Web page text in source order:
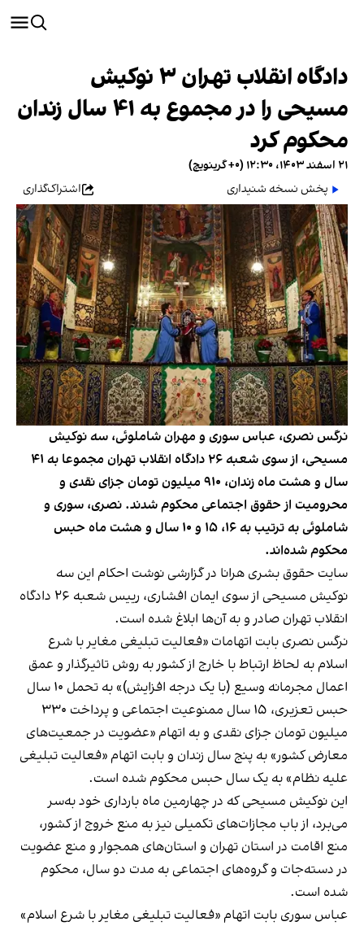
دادگاه انقلاب تهران ۳ نوکیش
مسیحی را در مجموع به ۴۱ سال زندان
محکوم کرد
۲۱ اسفند ۱۴۰۳، ۱۲:۳۰ (‎+۰ گرینویچ)
پخش نسخه شنیداری
اشتراک‌گذاری
نرگس نصری، عباس سوری و مهران شاملوئی، سه نوکیش
مسیحی، از سوی شعبه ۲۶ دادگاه انقلاب تهران مجموعا به ۴۱
سال و هشت ماه زندان، ۹۱۰ میلیون تومان جزای نقدی و
محرومیت از حقوق اجتماعی محکوم شدند. نصری، سوری و
شاملوئی به ترتیب به ۱۶، ۱۵ و ۱۰ سال و هشت ماه حبس
محکوم شده‌اند.
سایت حقوق بشری هرانا در گزارشی نوشت احکام این سه
نوکیش مسیحی از سوی ایمان افشاری، رییس شعبه ۲۶ دادگاه
انقلاب تهران صادر و به آن‌ها ابلاغ شده است.
نرگس نصری بابت اتهامات «فعالیت تبلیغی مغایر با شرع
اسلام به لحاظ ارتباط با خارج از کشور به روش تاثیرگذار و عمق
اعمال مجرمانه وسیع (با یک درجه افزایش)» به تحمل ۱۰ سال
حبس تعزیری، ۱۵ سال ممنوعیت اجتماعی و پرداخت ۳۳۰
میلیون تومان جزای نقدی و به اتهام «عضویت در جمعیت‌های
معارض کشور» به پنج سال زندان و بابت اتهام «فعالیت تبلیغی
علیه نظام» به یک سال حبس محکوم شده است.
این نوکیش مسیحی که در چهارمین ماه بارداری خود به‌سر
می‌برد، از باب مجازات‌های تکمیلی نیز به منع خروج از کشور،
منع اقامت در استان تهران و استان‌های همجوار و منع عضویت
در دسته‌جات و گروه‌های اجتماعی به مدت دو سال، محکوم
شده است.
عباس سوری بابت اتهام «فعالیت تبلیغی مغایر با شرع اسلام»